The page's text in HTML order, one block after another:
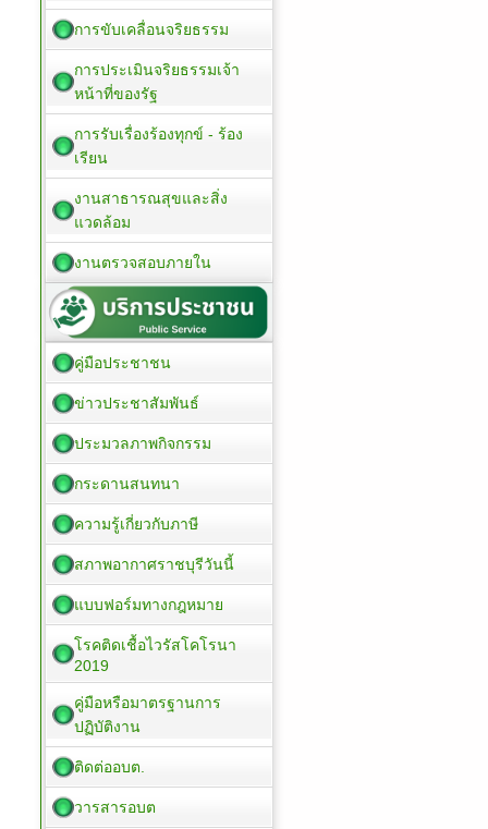
การขับเคลื่อนจริยธรรม
การประเมินจริยธรรมเจ้า
หน้าที่ของรัฐ
การรับเรื่องร้องทุกข์ - ร้อง
เรียน
งานสาธารณสุขและสิ่ง
แวดล้อม
งานตรวจสอบภายใน
คู่มือประชาชน
ข่าวประชาสัมพันธ์
ประมวลภาพกิจกรรม
กระดานสนทนา
ความรู้เกี่ยวกับภาษี
สภาพอากาศราชบุรีวันนี้
แบบฟอร์มทางกฎหมาย
โรคติดเชื้อไวรัสโคโรนา
2019
คู่มือหรือมาตรฐานการ
ปฏิบัติงาน
ติดต่ออบต.
วารสารอบต